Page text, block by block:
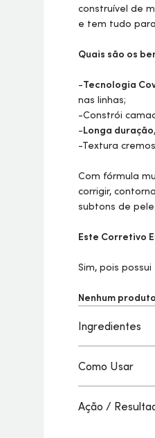
construível de
e tem tudo
Quais são os
-Tecnologia
nas linhas;
-Constrói
-Longa duração
-Textura
Com fórmula
corrigir,
subtons de pele.
Este Corretivo
Sim, pois
Nenhum
Ingredientes
Como Usar
Ação /